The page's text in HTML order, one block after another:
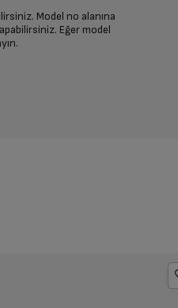
Model no alanına
Eğer model